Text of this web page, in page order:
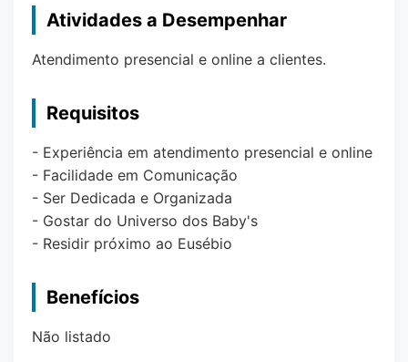
Atividades a Desempenhar
Atendimento presencial e online a clientes.
Requisitos
- Experiência em atendimento presencial e online
- Facilidade em Comunicação
- Ser Dedicada e Organizada
- Gostar do Universo dos Baby's
- Residir próximo ao Eusébio
Benefícios
Não listado